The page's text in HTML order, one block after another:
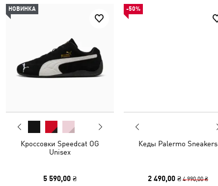
НОВИНКА
Кроссовки Speedcat OG
Unisex
5 590,00 ₴
-50%
Кеды Palermo Sneakers
2 490,00 ₴ 4 990,00 ₴